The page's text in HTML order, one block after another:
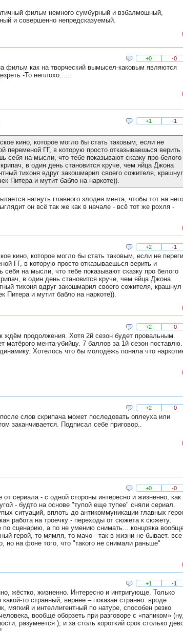
фильм немного сумбурный и взбалмошный,
и совершенно непредсказуемый.
+0 -0
фильм как на творческий вымысел-каковым являются
-То неплохо......
+1 -1
кино, которое могло бы стать таковым, если не
переменой ГГ, в которую просто отказываешься верить
себя на мысли, что тебе показывают сказку про белого
в один день становится круче, чем яйца Джона
тихоня вдруг закошмарил своего сожителя,
Питера и мутит бабло на наркоте)).
нагнуть главного злодея мента, чтобы тот на
он всё так же как в начале - всё тот же рохля -
+2 -1
кино, которое могло бы стать таковым, если не
ГГ, в которую просто отказываешься верить и
себя на мысли, что тебе показывают сказку про белого
в один день становится круче, чем яйца Джона
тихоня вдруг закошмарил своего сожителя, крашнул
Питера и мутит бабло на наркоте)).
+2 -0
ждём продолжения. Хотя 2й сезон будет провальным.
матёрого мента-убийцу. 7 баллов за 1й сезон поставлю.
Хотелось что бы молодёжь поняла что
+2 -0
слов скрипача может последовать оплеуха или
заканчивается. Подписал себе приговор..
+0 -0
сериала - с одной стороны интересно и жизненно, как
- будто на основе "тупой еще тупее" сняли сериал.
ситуаций, вплоть до антикоммуникации главных
работа на троечку - переходы от сюжета к сюжету,
по сценарию, а по не умению снимать... концовка
герой, то мямля, то мачо - так в жизни не бывает. все
но на фоне того, что "такого не снимали раньше"
+1 -1
жёстко, жизненно. Интересно и интригующе. Только
то странный, вернее – показан странно: вроде
мягкий и интеллигентный по натуре, способен резко
вообще оборзеть при разговоре с «папиком»
разумеется ), и за столь короткий срок столько